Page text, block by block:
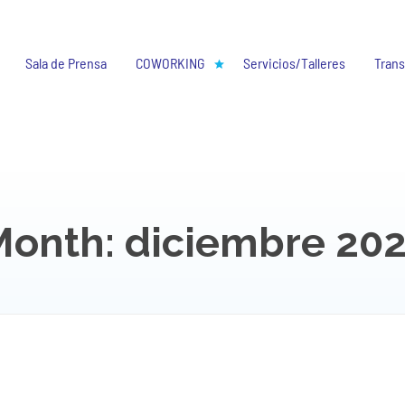
Sala de Prensa COWORKING Servicios/Talleres
diciembre